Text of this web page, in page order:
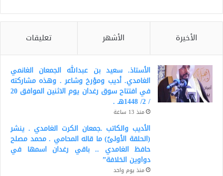
الأخيرة الأشهر تعليقات
الأستاذ. سعيد بن عبدالله الجمعان الغانمي
الغامدي. أديب ومؤرخ وشاعر . وهذه مشاركته
في افتتاح سوق رغدان يوم الاثنين الموافق 20
/ 2/ 1448هـ .
منذ 13 ساعة
الأديب والكاتب .جمعان الكرت الغامدي . ينشر
(الحلقة الأولىً) ما قاله المحامي . محمد مصلح
حافظ الغامدي .. باقي رغدان اسمها في
دواوين الخلافة”
منذ يوم واحد